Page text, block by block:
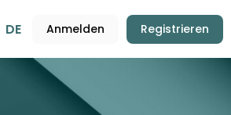
DE Anmelden Registrieren